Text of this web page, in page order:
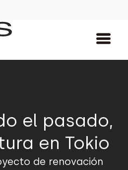
el pasado,
en Tokio
de renovación